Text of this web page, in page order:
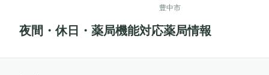
夜間・休日・薬局機能対応薬局情報
豊中市